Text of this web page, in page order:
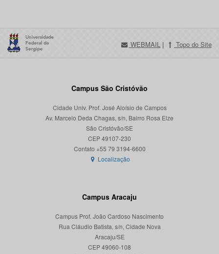
WEBMAIL | Topo do Site
Campus São Cristóvão
Cidade Univ. Prof. José Aloísio de Campos
Av. Marcelo Deda Chagas, s/n, Bairro Rosa Elze
São Cristóvão/SE
CEP 49107-230
Localização
Campus Aracaju
Campus Prof. João Cardoso Nascimento
Rua Cláudio Batista, s/n, Cidade Nova
Aracaju/SE
CEP 49060-108